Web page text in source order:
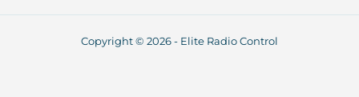
Copyright © 2026 - Elite Radio Control